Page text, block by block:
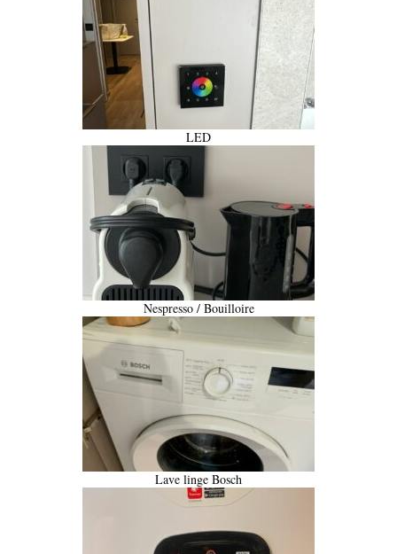
LED
Nespresso / Bouilloire
Lave linge Bosch